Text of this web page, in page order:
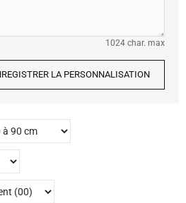
1024 char. max
LA PERSONNALISATION